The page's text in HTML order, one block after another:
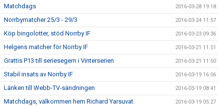
Matchdags 2016-03-28 19:18
Norrbymatcher 25/3 - 29/3 2016-03-24 11:57
Köp bingolotter, stöd Norrby IF 2016-03-23 09:36
Helgens matcher för Norrby IF 2016-03-21 11:51
Grattis P13 till seriesegern i Vinterserien 2016-03-21 11:50
Stabil insats av Norrby IF 2016-03-19 16:06
Länken till Webb-TV-sändningen 2016-03-19 08:41
Matchdags, välkommen hem Richard Yarsuvat 2016-03-19 05:27